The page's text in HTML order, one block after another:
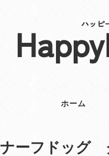
ハッピ
ホーム
ナーフドッグ